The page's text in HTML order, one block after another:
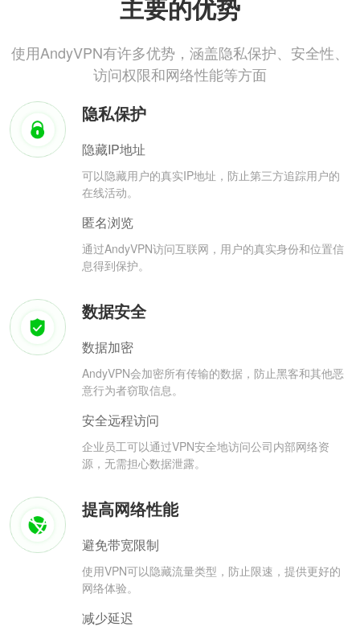
主要的优势
使用AndyVPN有许多优势，涵盖隐私保护、安全性、
访问权限和网络性能等方面
隐私保护
隐藏IP地址
可以隐藏用户的真实IP地址，防止第三方追踪用户的
在线活动。
匿名浏览
通过AndyVPN访问互联网，用户的真实身份和位置信
息得到保护。
数据安全
数据加密
AndyVPN会加密所有传输的数据，防止黑客和其他恶
意行为者窃取信息。
安全远程访问
企业员工可以通过VPN安全地访问公司内部网络资
源，无需担心数据泄露。
提高网络性能
避免带宽限制
使用VPN可以隐藏流量类型，防止限速，提供更好的
网络体验。
减少延迟